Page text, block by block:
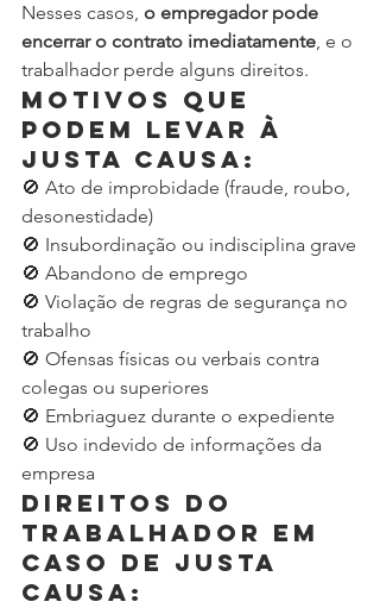
Nesses casos, o empregador pode
encerrar o contrato imediatamente, e o
trabalhador perde alguns direitos.
Motivos que
podem levar à
justa causa:
🚫 Ato de improbidade (fraude, roubo,
desonestidade)
🚫 Insubordinação ou indisciplina grave
🚫 Abandono de emprego
🚫 Violação de regras de segurança no
trabalho
🚫 Ofensas físicas ou verbais contra
colegas ou superiores
🚫 Embriaguez durante o expediente
🚫 Uso indevido de informações da
empresa
Direitos do
trabalhador em
caso de justa
causa: